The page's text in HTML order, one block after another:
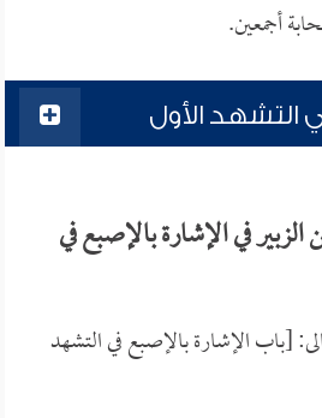
أجمعين.
التشهد الأول
في الإشارة بالإصبع في
[باب الإشارة بالإصبع في التشهد